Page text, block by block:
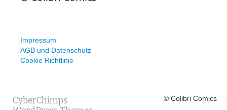
Impressum
AGB und Datenschutz
Cookie Richtlinie
CyberChimps
© Colibri Comics